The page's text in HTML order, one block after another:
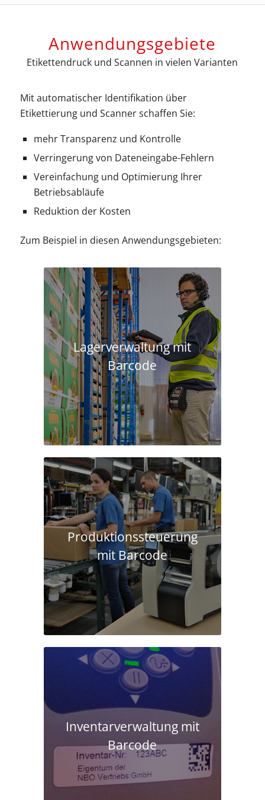
Anwendungsgebiete
Etikettendruck und Scannen in vielen Varianten
Mit automatischer Identifikation über
Etikettierung und Scanner schaffen Sie:
mehr Transparenz und Kontrolle
Verringerung von Dateneingabe-Fehlern
Vereinfachung und Optimierung Ihrer
Betriebsabläufe
Reduktion der Kosten
Zum Beispiel in diesen Anwendungsgebieten:
Lagerverwaltung mit
Barcode
Produktions­steuerung
mit Barcode
Inventarverwaltung mit
Barcode